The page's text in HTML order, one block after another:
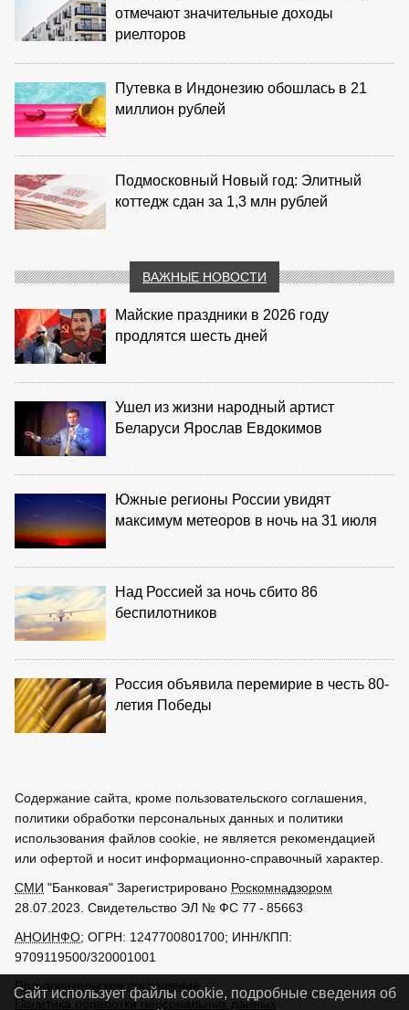
отмечают значительные доходы
риелторов
Путевка в Индонезию обошлась в 21
миллион рублей
Подмосковный Новый год: Элитный
коттедж сдан за 1,3 млн рублей
ВАЖНЫЕ НОВОСТИ
Майские праздники в 2026 году
продлятся шесть дней
Ушел из жизни народный артист
Беларуси Ярослав Евдокимов
Южные регионы России увидят
максимум метеоров в ночь на 31 июля
Над Россией за ночь сбито 86
беспилотников
Россия объявила перемирие в честь 80-
летия Победы
Содержание сайта, кроме пользовательского соглашения,
политики обработки персональных данных и политики
использования файлов cookie, не является рекомендацией
или офертой и носит информационно-справочный характер.
СМИ "Банковая" Зарегистрировано Роскомнадзором
28.07.2023. Свидетельство ЭЛ № ФС 77 - 85663
АНОИНФО; ОГРН: 1247700801700; ИНН/КПП:
9709119500/320001001
Пользовательское соглашение
Политика обработки персональных данных
Сайт использует файлы cookie, подробные сведения об